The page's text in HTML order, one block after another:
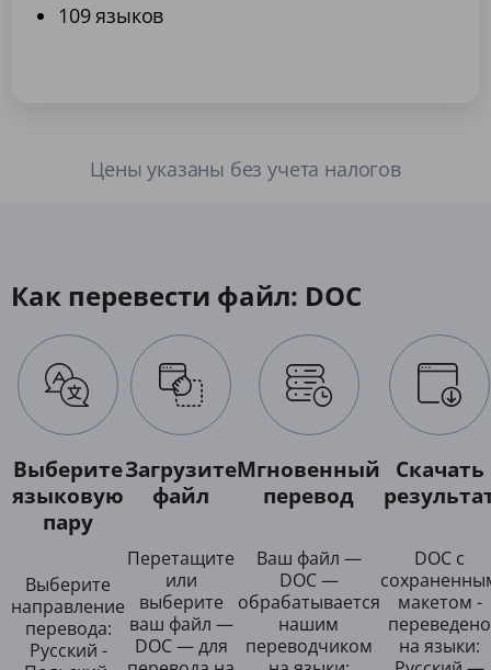
109 языков
Цены указаны без учета налогов
Как перевести файл: DOC
Выберите
языковую
пару
Выберите
направление
перевода:
Русский -
Загрузите
файл
Перетащите
или
выберите
ваш файл —
DOC — для
Мгновенный
перевод
Ваш файл —
DOC —
обрабатывается
нашим
переводчиком
Скачать
DOC с
макетом -
переведено
на языки: